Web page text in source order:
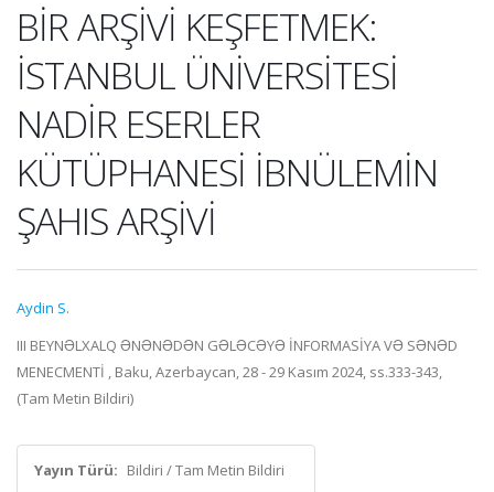
BİR ARŞİVİ KEŞFETMEK:
İSTANBUL ÜNİVERSİTESİ
NADİR ESERLER
KÜTÜPHANESİ İBNÜLEMİN
ŞAHIS ARŞİVİ
Aydin S.
III BEYNƏLXALQ ƏNƏNƏDƏN GƏLƏCƏYƏ İNFORMASİYA VƏ SƏNƏD
MENECMENTİ , Baku, Azerbaycan, 28 - 29 Kasım 2024, ss.333-343,
(Tam Metin Bildiri)
Yayın Türü: Bildiri / Tam Metin Bildiri